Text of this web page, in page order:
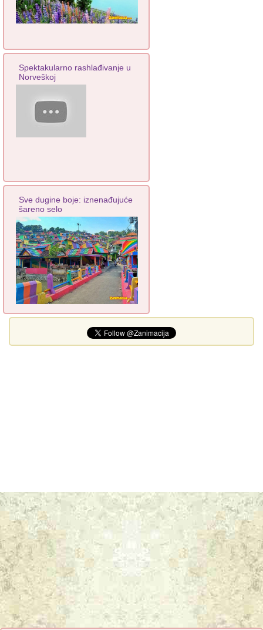
Spektakularno rashlađivanje u
Norveškoj
Sve dugine boje: iznenađujuće
šareno selo